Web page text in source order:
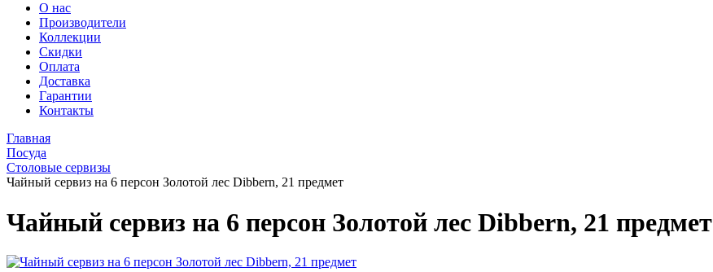
О нас
Производители
Коллекции
Скидки
Оплата
Доставка
Гарантии
Контакты
Главная
Посуда
Столовые сервизы
Чайный сервиз на 6 персон Золотой лес Dibbern, 21 предмет
Чайный сервиз на 6 персон Золотой лес Dibbern, 21 предмет